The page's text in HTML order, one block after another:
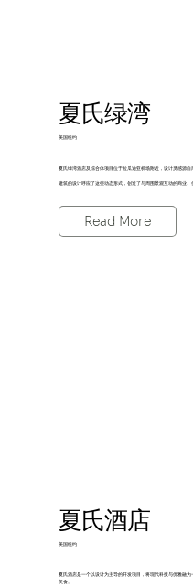
夏氏绿湾
美国纽约
夏氏绿湾酒店及综合体项目位于拉瓜迪亚机场附近，设计灵感源自
建筑的设计呼应了这些动态形式，创造了与周围景观互动的商业、
Read More
夏氏酒店
美国纽约
夏氏酒店是一个以设计为主导的开发项目，将现代科技与优雅融
美食。